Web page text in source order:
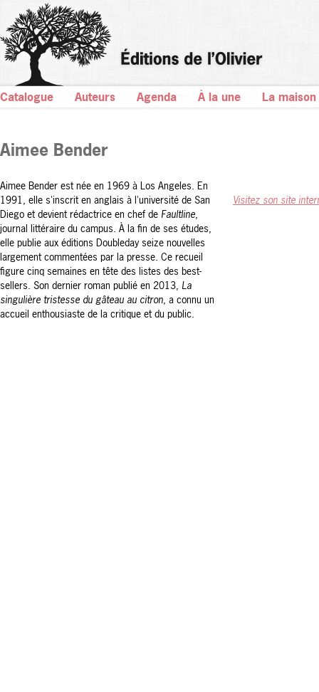
Catalogue Auteurs Agenda À la une La maison
Aimee Bender
Aimee Bender est née en 1969 à Los Angeles. En
1991, elle s'inscrit en anglais à l'université de San
Diego et devient rédactrice en chef de Faultline,
journal littéraire du campus. À la fin de ses études,
elle publie aux éditions Doubleday seize nouvelles
largement commentées par la presse. Ce recueil
figure cinq semaines en tête des listes des best-
sellers. Son dernier roman publié en 2013, La
singulière tristesse du gâteau au citron, a connu un
accueil enthousiaste de la critique et du public.
Visitez son site